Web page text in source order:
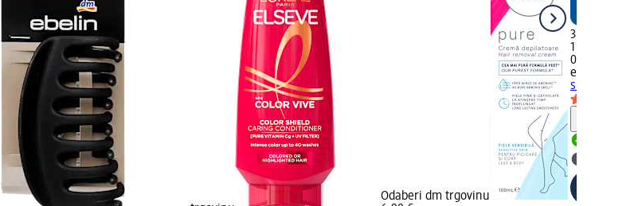
Odaberi dm trgovinu
3,15 €
1 kom.
ebelin
srednje